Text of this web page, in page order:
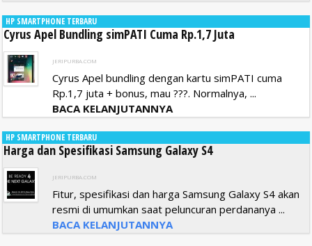
HP SMARTPHONE TERBARU
Cyrus Apel Bundling simPATI Cuma Rp.1,7 Juta
JERIPURBA.COM
Cyrus Apel bundling dengan kartu simPATI cuma
Rp.1,7 juta + bonus, mau ???. Normalnya, ...
BACA KELANJUTANNYA
HP SMARTPHONE TERBARU
Harga dan Spesifikasi Samsung Galaxy S4
JERIPURBA.COM
Fitur, spesifikasi dan harga Samsung Galaxy S4 akan
resmi di umumkan saat peluncuran perdananya ...
BACA KELANJUTANNYA